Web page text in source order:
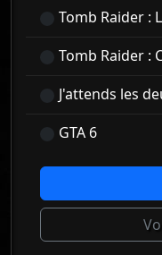
Tomb Raider :
Tomb Raider :
J'attends les
GTA 6